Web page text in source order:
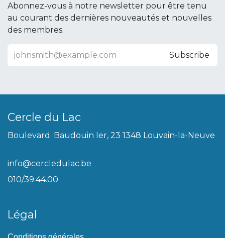
Abonnez-vous à notre newsletter pour être tenu
au courant des dernières nouveautés et nouvelles
des membres.
Subscribe
Cercle du Lac
Boulevard. Baudouin Ier, 23 1348 Louvain-la-Neuve
info@cercledulac.be
010/39.44.00
Légal